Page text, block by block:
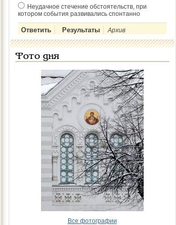
Неудачное стечение обстоятельств, при
котором события развивались спонтанно
Архив
Фото дня
Все фотографии